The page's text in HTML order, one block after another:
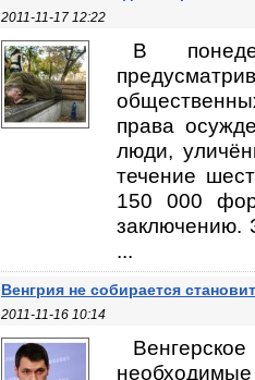
2011-11-17 12:22
В
права
люди,
течение
150 000
заключению.
...
Венгрия не собирается
2011-11-16 10:14